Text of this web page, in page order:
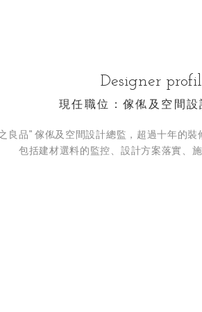
Designer
現任職位：傢俬及空間設
良品" 傢俬及空間設計總監，超過十年的
包括建材選料的監控、設計方案落實、